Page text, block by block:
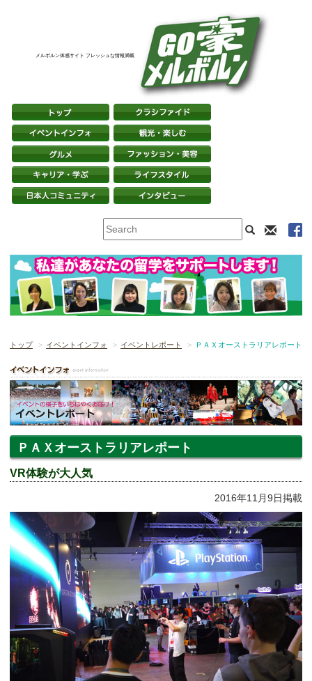
メルボルン体感サイト フレッシュな情報満載
トップ イベントインフォ イベントレポート ＰＡＸオーストラリアレポート
ＰＡＸオーストラリアレポート
VR体験が大人気
2016年11月9日掲載